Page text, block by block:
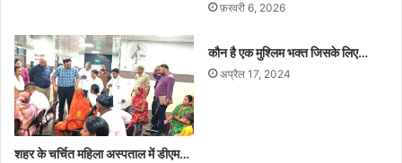
फ़रवरी 6, 2026
शहर के चर्चित महिला अस्पताल में डीएम…
कौन है एक मुश्लिम भक्त जिसके लिए…
अप्रैल 17, 2024